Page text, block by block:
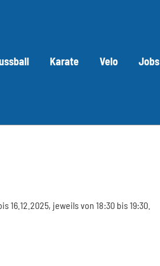
Karate Velo Jobs
16.12.2025, jeweils von 18:30 bis 19:30.